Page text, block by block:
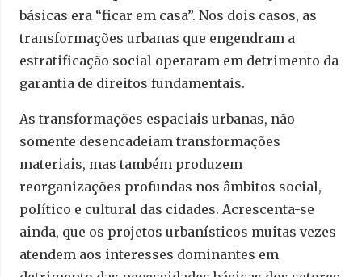
básicas era “ficar em casa”. Nos dois casos, as
transformações urbanas que engendram a
estratificação social operaram em detrimento da
garantia de direitos fundamentais.
As transformações espaciais urbanas, não
somente desencadeiam transformações
materiais, mas também produzem
reorganizações profundas nos âmbitos social,
político e cultural das cidades. Acrescenta-se
ainda, que os projetos urbanísticos muitas vezes
atendem aos interesses dominantes em